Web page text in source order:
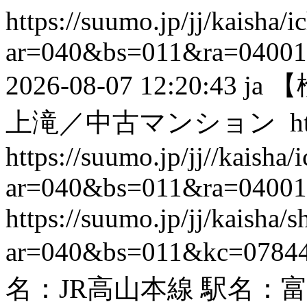
https://suumo.jp/jj/kaisha/
2026-08-07 12:20:43 ja
上滝／中古マンション
https://suumo.jp/jj//kaisha/
https://suumo.jp/jj/kaisha/
名：JR高山本線 駅名：